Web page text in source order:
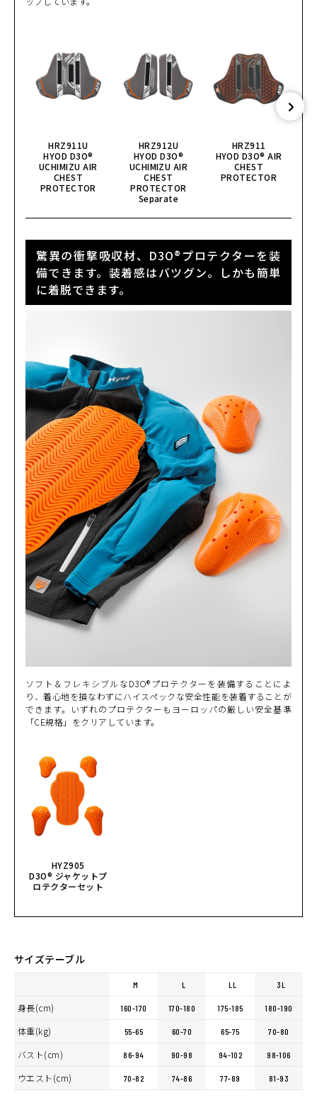
HRZ911U
HYOD D3O®
UCHIMIZU AIR
CHEST
PROTECTOR
HRZ912U
HYOD D3O®
UCHIMIZU AIR
CHEST
PROTECTOR
Separate
HRZ911
HYOD D3O® AIR
CHEST
PROTECTOR
驚異の衝撃吸収材、D3O®プロテクターを装
備できます。装着感はバツグン。しかも簡単
に着脱できます。
ソフト＆フレキシブルなD3O®プロテクターを装備することによ
り、着心地を損なわずにハイスペックな安全性能を装着することが
できます。いずれのプロテクターもヨーロッパの厳しい安全基準
「CE規格」をクリアしています。
HYZ905
D3O® ジャケットプ
ロテクターセット
サイズテーブル
M L LL 3L
身長(cm) 160-170 170-180 175-185 180-190
体重(kg) 55-65 60-70 65-75 70-80
バスト(cm) 86-94 90-98 94-102 98-106
ウエスト(cm) 70-82 74-86 77-89 81-93